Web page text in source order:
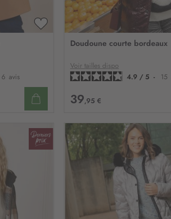
AJOUTER
D’ENVIE
6 avis
Doudoune courte bordeaux
Voir tailles dispo
4.9 / 5 - 15
39,95 €